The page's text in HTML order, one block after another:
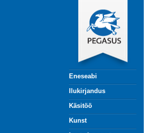
Eneseabi
Ilukirjandus
Käsitöö
Kunst